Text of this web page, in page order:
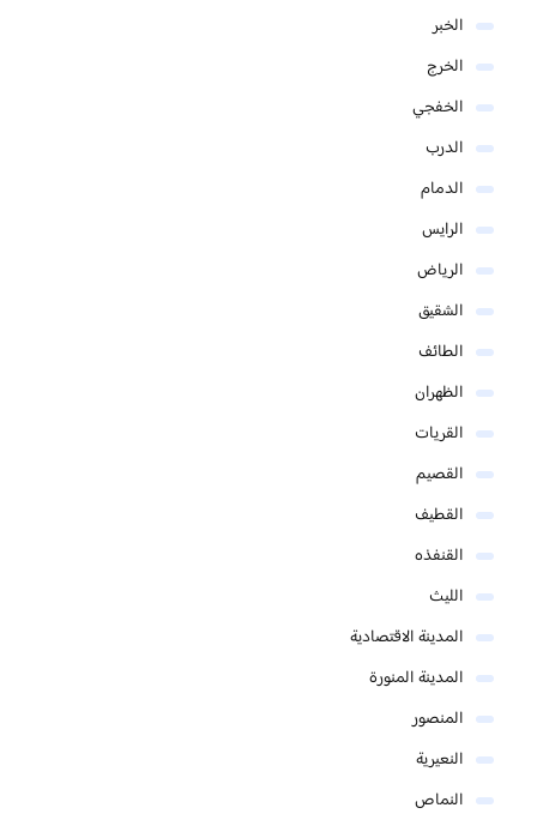
الخبر
الخرج
الخفجي
الدرب
الدمام
الرايس
الرياض
الشقيق
الطائف
الظهران
القريات
القصيم
القطيف
القنفذه
الليث
المدينة الاقتصادية
المدينة المنورة
المنصور
النعيرية
النماص